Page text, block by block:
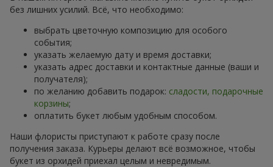
без лишних усилий. Всё, что необходимо:
выбрать цветочную композицию для особого
события;
указать желаемую дату и время доставки;
указать адрес доставки и контактные данные (ваши и
получателя);
по желанию добавить подарок: сладости, подарочные
корзины;
оплатить букет любым удобным способом.
Наши флористы приступают к работе сразу после
получения заказа. Курьеры делают всё возможное, чтобы
букет из орхидей приехал целым и невредимым.